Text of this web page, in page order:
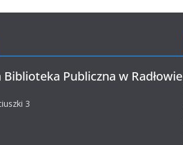
Publiczna w Radłowie
3